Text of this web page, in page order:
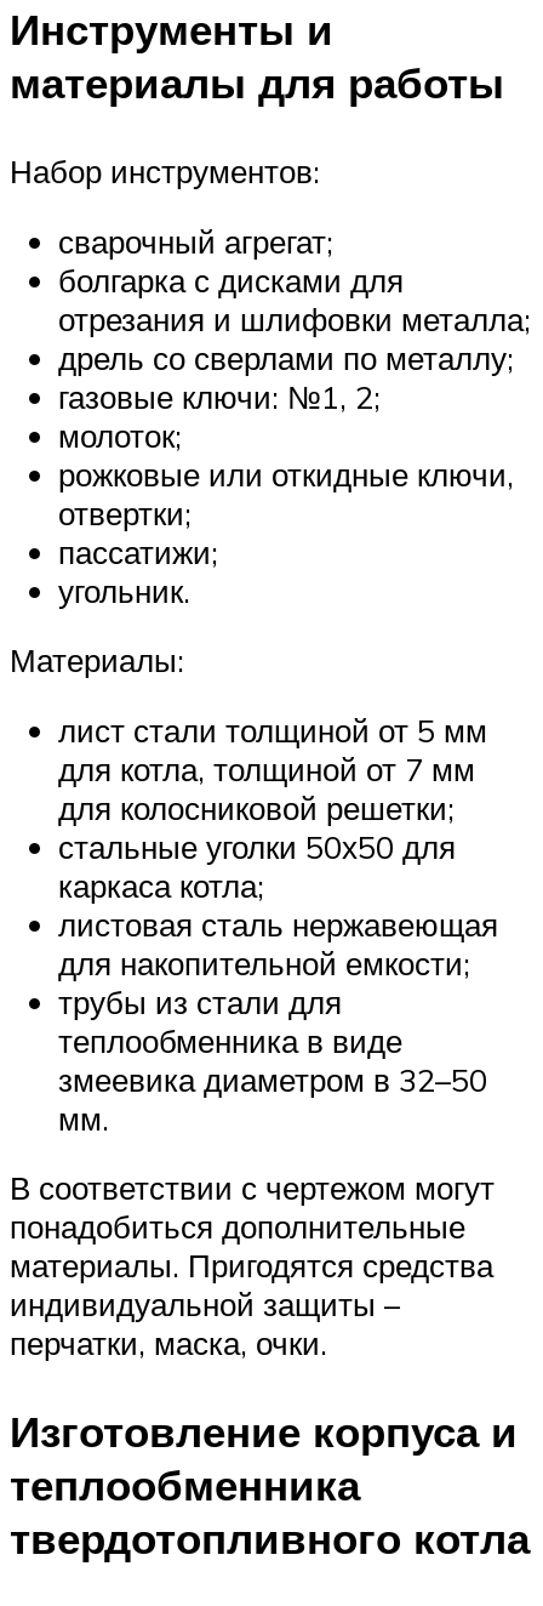
Инструменты и
материалы для работы
Набор инструментов:
сварочный агрегат;
болгарка с дисками для
отрезания и шлифовки металла;
дрель со сверлами по металлу;
газовые ключи: №1, 2;
молоток;
рожковые или откидные ключи,
отвертки;
пассатижи;
угольник.
Материалы:
лист стали толщиной от 5 мм
для котла, толщиной от 7 мм
для колосниковой решетки;
стальные уголки 50х50 для
каркаса котла;
листовая сталь нержавеющая
для накопительной емкости;
трубы из стали для
теплообменника в виде
змеевика диаметром в 32–50
мм.
В соответствии с чертежом могут
понадобиться дополнительные
материалы. Пригодятся средства
индивидуальной защиты –
перчатки, маска, очки.
Изготовление корпуса и
теплообменника
твердотопливного котла